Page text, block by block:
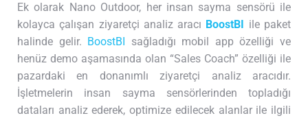
Ek olarak Nano Outdoor, her insan sayma sensörü ile
kolayca çalışan ziyaretçi analiz aracı BoostBI ile paket
halinde gelir. BoostBI
sağladığı mobil app özelliği ve
henüz demo aşamasında olan “Sales Coach” özelliği ile
pazardaki en donanımlı ziyaretçi analiz aracıdır.
İşletmelerin insan sayma sensörlerinden topladığı
dataları analiz ederek, optimize edilecek alanlar ile ilgili